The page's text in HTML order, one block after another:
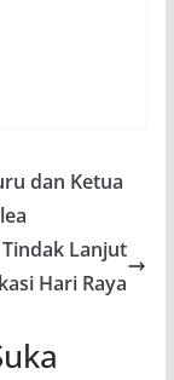
dan Ketua
Lanjut
Hari Raya